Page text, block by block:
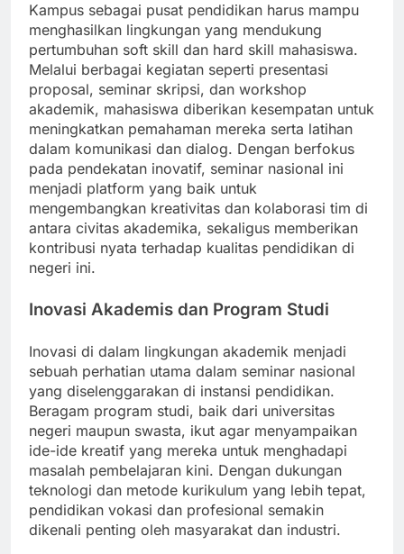
Kampus sebagai pusat pendidikan harus mampu
menghasilkan lingkungan yang mendukung
pertumbuhan soft skill dan hard skill mahasiswa.
Melalui berbagai kegiatan seperti presentasi
proposal, seminar skripsi, dan workshop
akademik, mahasiswa diberikan kesempatan untuk
meningkatkan pemahaman mereka serta latihan
dalam komunikasi dan dialog. Dengan berfokus
pada pendekatan inovatif, seminar nasional ini
menjadi platform yang baik untuk
mengembangkan kreativitas dan kolaborasi tim di
antara civitas akademika, sekaligus memberikan
kontribusi nyata terhadap kualitas pendidikan di
negeri ini.
Inovasi Akademis dan Program Studi
Inovasi di dalam lingkungan akademik menjadi
sebuah perhatian utama dalam seminar nasional
yang diselenggarakan di instansi pendidikan.
Beragam program studi, baik dari universitas
negeri maupun swasta, ikut agar menyampaikan
ide-ide kreatif yang mereka untuk menghadapi
masalah pembelajaran kini. Dengan dukungan
teknologi dan metode kurikulum yang lebih tepat,
pendidikan vokasi dan profesional semakin
dikenali penting oleh masyarakat dan industri.